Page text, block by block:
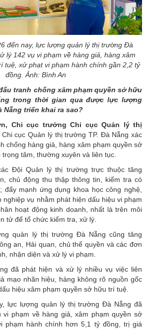
đến nay, lực lượng quản lý thị trường Đà
lý 142 vụ vi phạm về hàng giả, hàng xâm
tuệ, xử phạt vi phạm hành chính gần 2,2 tỷ
đồng. Ảnh: Bình An
tranh chống xâm phạm quyền sở hữu
trong thời gian qua được lực lượng
triển khai ra sao?
Chi cục trưởng Chi cục Quản lý thị
Chi cục Quản lý thị trường TP. Đà Nẵng xác
chống hàng giả, hàng xâm phạm quyền sở
tâm, thường xuyên và liên tục.
Đội Quản lý thị trường trực thuộc tăng
chủ động thu thập thông tin, kiểm tra có
đẩy mạnh ứng dụng khoa học công nghệ,
nghiệp vụ nhằm phát hiện dấu hiệu vi phạm
hoạt động kinh doanh, nhất là trên môi
tử để tổ chức kiểm tra, xử lý.
quản lý thị trường Đà Nẵng cũng tăng
an, Hải quan, chủ thể quyền và các đơn
nhận diện và xử lý vi phạm.
đã phát hiện và xử lý nhiều vụ việc liên
mạo nhãn hiệu, hàng không rõ nguồn gốc
hiệu xâm phạm quyền sở hữu trí tuệ.
lực lượng quản lý thị trường Đà Nẵng đã
vi phạm về hàng giả, xâm phạm quyền sở
phạm hành chính hơn 5,1 tỷ đồng, trị giá